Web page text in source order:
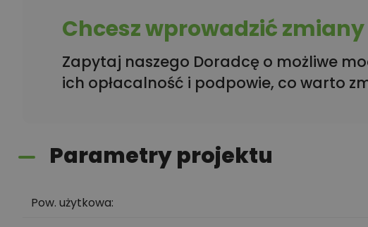
Chcesz wprowadzić
Zapytaj naszego Doradcę o możliwe
ich opłacalność i podpowie, co warto
Parametry projektu
Pow. użytkowa